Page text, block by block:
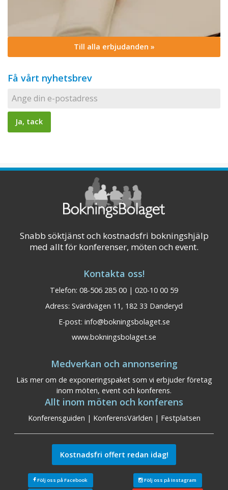
Till alla erbjudanden »
Få vårt nyhetsbrev
Snabb söktjänst och kostnadsfri bokningshjälp
med allt för konferenser, möten och event.
Kontakta oss!
Telefon: 08-506 285 00 | 020-10 00 59
Adress: Svärdvägen 11, 182 33 Danderyd
E-post: info@bokningsbolaget.se
www.bokningsbolaget.se
Medverkan och annonsering
Läs mer om de exponeringspaket som vi erbjuder företag
inom möten, event och konferens.
Allt inom möten och konferens
Konferensguiden | KonferensVärlden | Festplatsen
Kostnadsfri offert redan idag!
Följ oss på Facebook Följ oss på Instagram